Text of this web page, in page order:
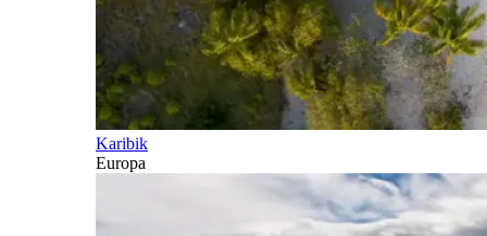
Karibik
Europa